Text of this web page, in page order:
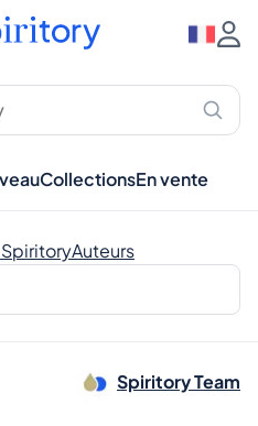
CollectionsEn vente
Auteurs
Spiritory Team